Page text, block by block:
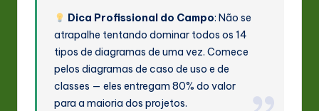
Dica Profissional do Campo: Não se
atrapalhe tentando dominar todos os 14
tipos de diagramas de uma vez. Comece
pelos diagramas de caso de uso e de
classes — eles entregam 80% do valor
para a maioria dos projetos.